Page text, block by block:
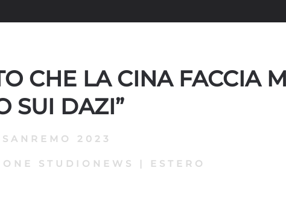
CHE LA CINA FACCIA
SUI DAZI”
SANREMO 2023
STUDIONEWS | ESTERO